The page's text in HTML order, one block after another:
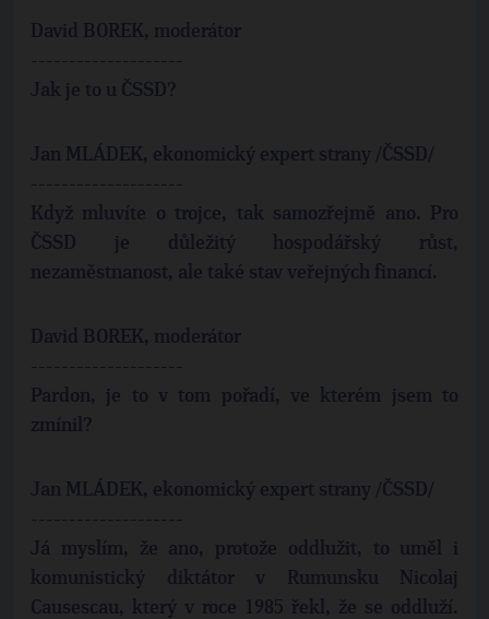
David BOREK, moderátor
--------------------
Jak je to u ČSSD?
Jan MLÁDEK, ekonomický expert strany /ČSSD/
--------------------
Když mluvíte o trojce, tak samozřejmě ano. Pro
ČSSD je důležitý hospodářský růst,
nezaměstnanost, ale také stav veřejných financí.
David BOREK, moderátor
--------------------
Pardon, je to v tom pořadí, ve kterém jsem to
zmínil?
Jan MLÁDEK, ekonomický expert strany /ČSSD/
--------------------
Já myslím, že ano, protože oddlužit, to uměl i
komunistický diktátor v Rumunsku Nicolaj
Causescau, který v roce 1985 řekl, že se oddluží.